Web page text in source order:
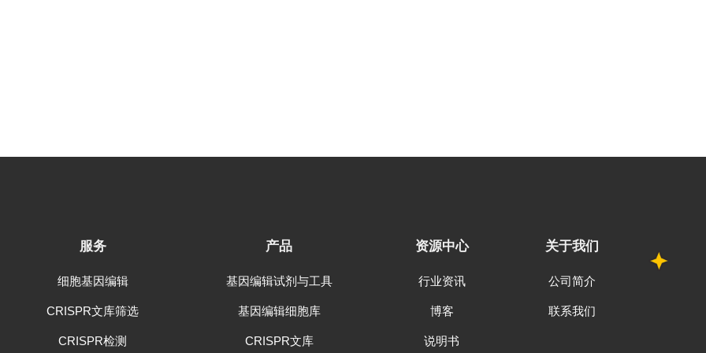
服务
细胞基因编辑
CRISPR文库筛选
CRISPR检测
产品
基因编辑试剂与工具
基因编辑细胞库
CRISPR文库
资源中心
行业资讯
博客
说明书
关于我们
公司简介
联系我们